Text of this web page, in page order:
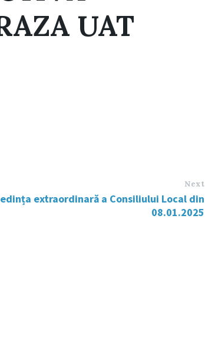
UAT
Next
extraordinară a Consiliului Local din
08.01.2025